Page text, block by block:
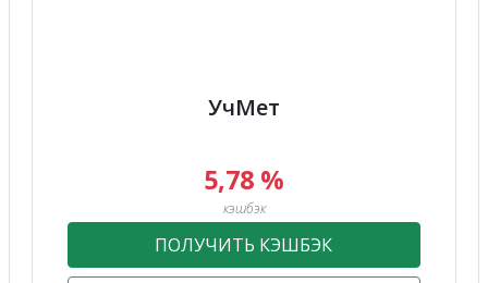
УчМет
5,78 %
кэшбэк
ПОЛУЧИТЬ КЭШБЭК